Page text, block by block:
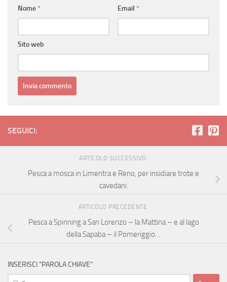
Nome * Email *
Sito web
SEGUICI:
ARTICOLO SUCCESSIVO
Pesca a mosca in Limentra e Reno, per insidiare trote e
cavedani.
ARTICOLO PRECEDENTE
Pesca a Spinning a San Lorenzo – la Mattina – e al lago
della Sapaba – il Pomeriggio…
INSERISCI “PAROLA CHIAVE”
Ricerca